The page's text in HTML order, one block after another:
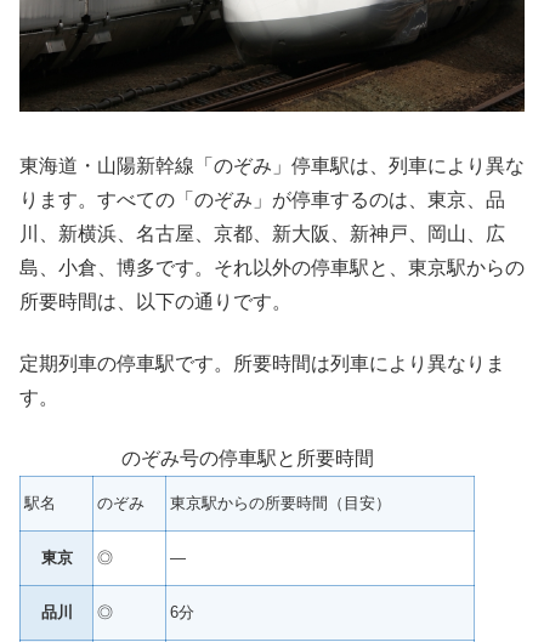
東海道・山陽新幹線「のぞみ」停車駅は、列車により異な
ります。すべての「のぞみ」が停車するのは、東京、品
川、新横浜、名古屋、京都、新大阪、新神戸、岡山、広
島、小倉、博多です。それ以外の停車駅と、東京駅からの
所要時間は、以下の通りです。
定期列車の停車駅です。所要時間は列車により異なりま
す。
のぞみ号の停車駅と所要時間
駅名 のぞみ 東京駅からの所要時間（目安）
東京 ◎ —
品川 ◎ 6分